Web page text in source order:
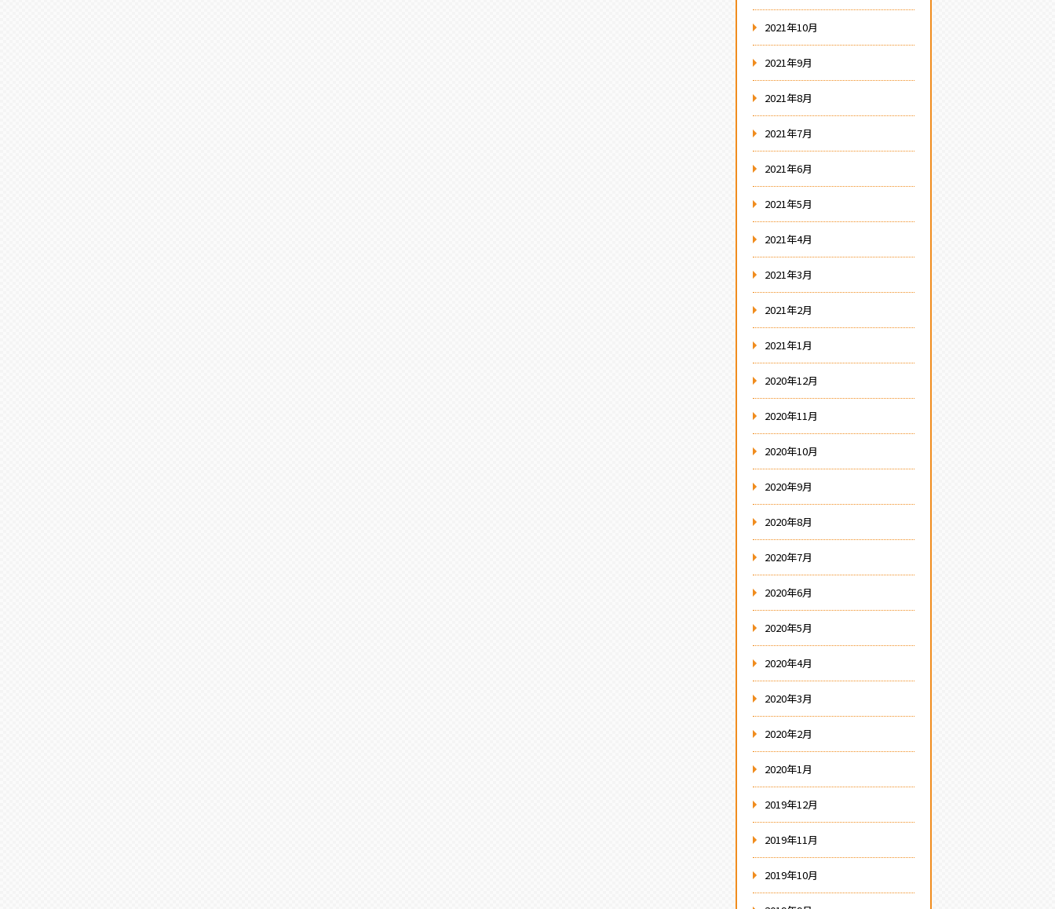
2021年10月
2021年9月
2021年8月
2021年7月
2021年6月
2021年5月
2021年4月
2021年3月
2021年2月
2021年1月
2020年12月
2020年11月
2020年10月
2020年9月
2020年8月
2020年7月
2020年6月
2020年5月
2020年4月
2020年3月
2020年2月
2020年1月
2019年12月
2019年11月
2019年10月